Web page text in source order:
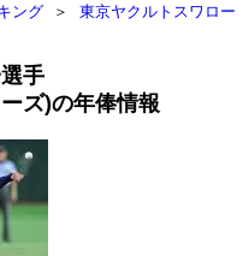
ング ＞
東京ヤクルトスワロー
手
ズ)の年俸情報